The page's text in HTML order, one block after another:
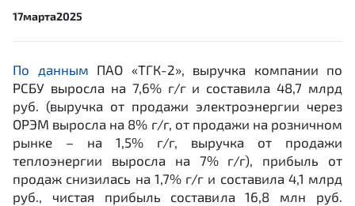
17марта2025
По данным ПАО «ТГК-2», выручка компании по
РСБУ выросла на 7,6% г/г и составила 48,7 млрд
руб. (выручка от продажи электроэнергии через
ОРЭМ выросла на 8% г/г, от продажи на розничном
рынке – на 1,5% г/г, выручка от продажи
теплоэнергии выросла на 7% г/г), прибыль от
продаж снизилась на 1,7% г/г и составила 4,1 млрд
руб., чистая прибыль составила 16,8 млн руб.